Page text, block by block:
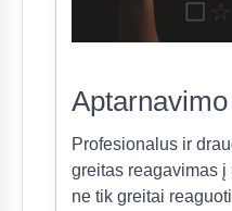
Profesionalus ir
greitas reagavimas
ne tik greitai